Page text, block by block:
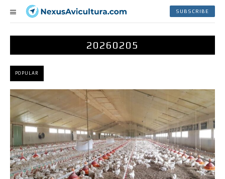
SUBSCRIBE
20260205
POPULAR